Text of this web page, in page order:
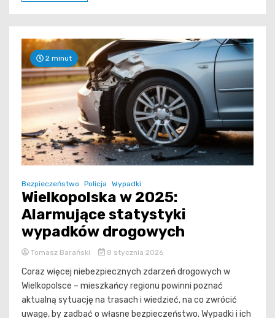
2 minut
Bezpieczeństwo Policja Wypadki
Wielkopolska w 2025:
Alarmujące statystyki
wypadków drogowych
Tomasz Barański 8 stycznia 2026
Coraz więcej niebezpiecznych zdarzeń drogowych w
Wielkopolsce – mieszkańcy regionu powinni poznać
aktualną sytuację na trasach i wiedzieć, na co zwrócić
uwagę, by zadbać o własne bezpieczeństwo. Wypadki i ich